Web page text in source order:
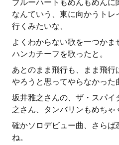
ブルーハートもめんもめん
なんていう、東に向かうト
行くみたいな、
よくわからない歌を一つか
ハンカチーフを歌ったと。
あとのまま飛行も、まま飛行
やろうと思ってやらなかった
坂井雅之さんの、ザ・スパ
之さん、タンバリンもめちゃ
確かソロデビュー曲、さら
ね。